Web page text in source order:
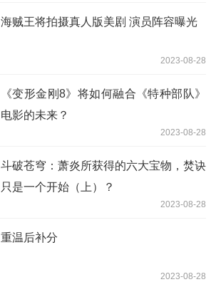
海贼王将拍摄真人版美剧 演员阵容曝光
2023-08-28
《变形金刚8》将如何融合《特种部队》
电影的未来？
2023-08-28
斗破苍穹：萧炎所获得的六大宝物，焚诀
只是一个开始（上）？
2023-08-28
重温后补分
2023-08-28